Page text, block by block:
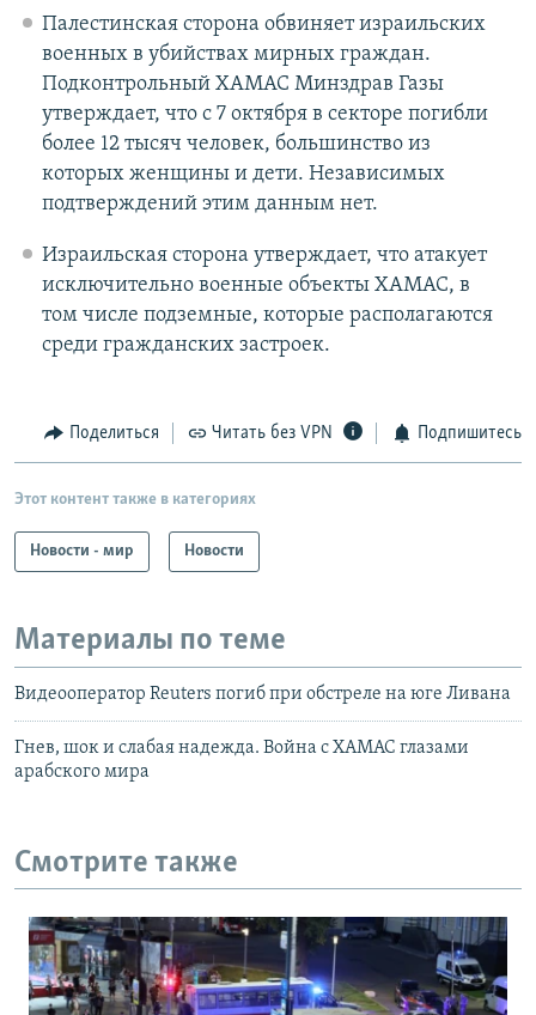
Палестинская сторона обвиняет израильских
военных в убийствах мирных граждан.
Подконтрольный ХАМАС Минздрав Газы
утверждает, что с 7 октября в секторе погибли
более 12 тысяч человек, большинство из
которых женщины и дети. Независимых
подтверждений этим данным нет.
Израильская сторона утверждает, что атакует
исключительно военные объекты ХАМАС, в
том числе подземные, которые располагаются
среди гражданских застроек.
Поделиться Читать без VPN Подпишитесь
Этот контент также в категориях
Новости - мир Новости
Материалы по теме
Видеооператор Reuters погиб при обстреле на юге Ливана
Гнев, шок и слабая надежда. Война с ХАМАС глазами
арабского мира
Смотрите также